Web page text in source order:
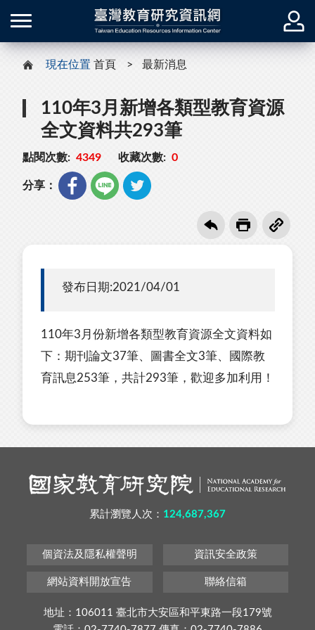
現在位置 首頁 最新消息
110年3月新增各類型教育資源
全文資料共293筆
點閱次數: 4349 收藏次數: 0
分享：
發布日期:2021/04/01
110年3月份新增各類型教育資源全文資料如
下：期刊論文37筆、圖書全文3筆、國際教
育訊息253筆，共計293筆，歡迎多加利用！
累計瀏覽人次： 124,687,367
個資法及隱私權聲明 資訊安全政策
網站資料開放宣告 聯絡信箱
地址：106011 臺北市大安區和平東路一段179號